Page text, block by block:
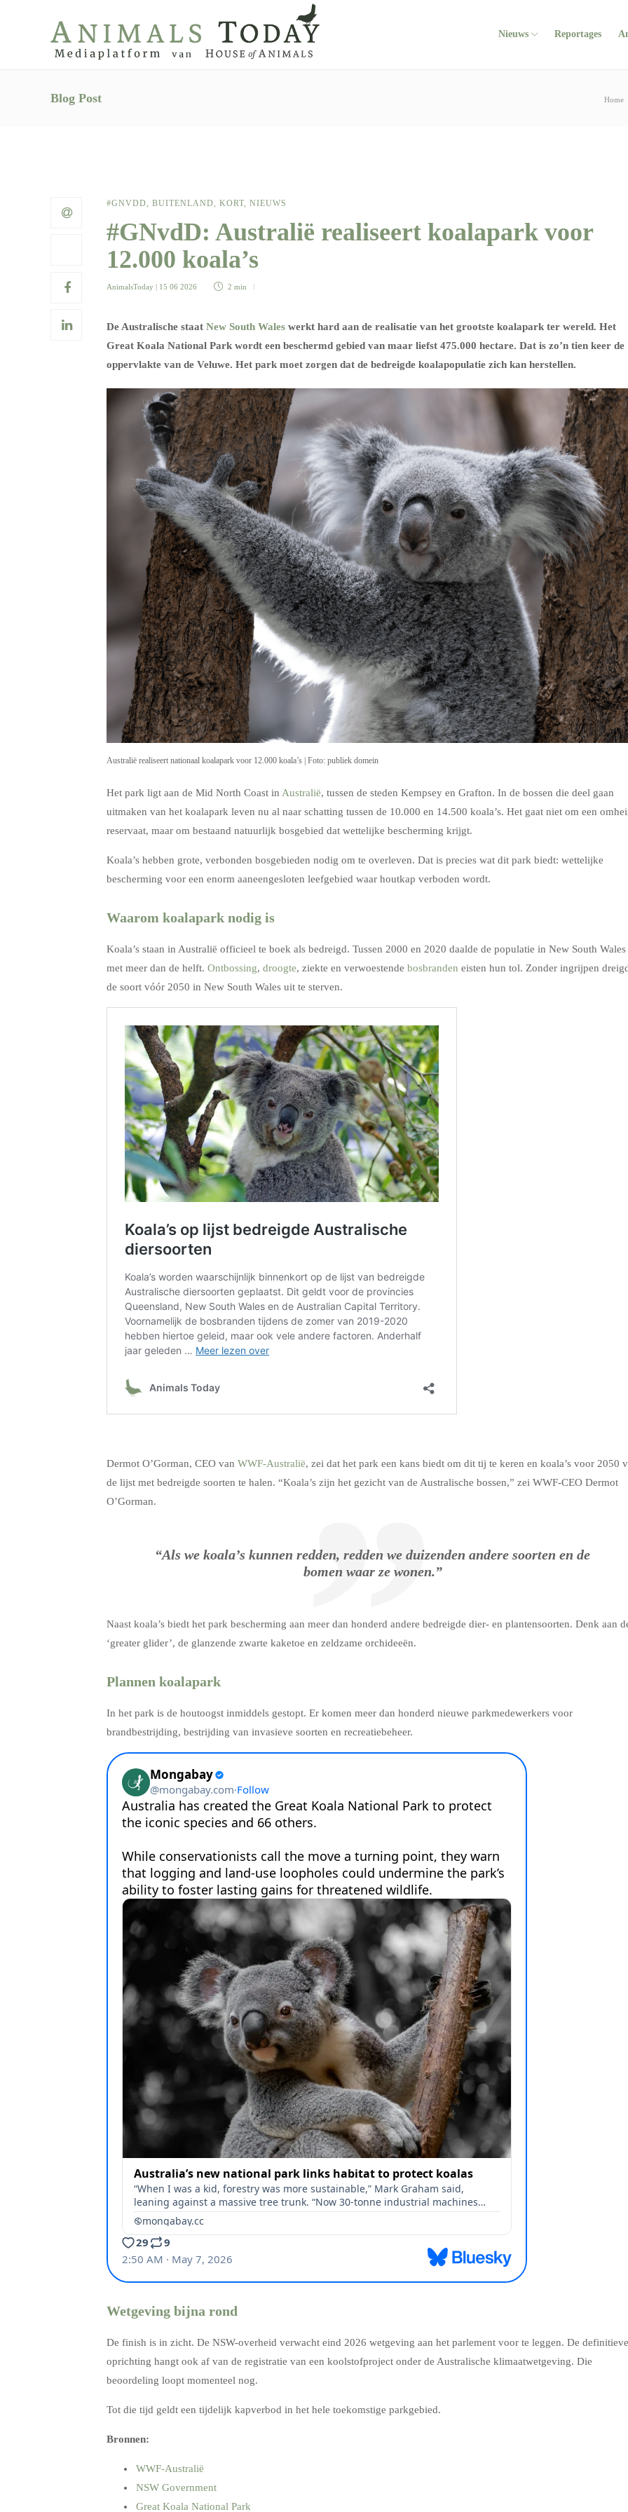
Nieuws Reportages
Blog Post Home
#GNVDD, BUITENLAND, KORT, NIEUWS
#GNvdD: Australië realiseert koalapark voor
12.000 koala’s
AnimalsToday | 15 06 2026 2 min
De Australische staat New South Wales werkt hard aan de realisatie van het grootste koalapark ter wereld. Het
Great Koala National Park wordt een beschermd gebied van maar liefst 475.000 hectare. Dat is zo’n tien keer de
oppervlakte van de Veluwe. Het park moet zorgen dat de bedreigde koalapopulatie zich kan herstellen.
Australië realiseert nationaal koalapark voor 12.000 koala’s | Foto: publiek domein
Het park ligt aan de Mid North Coast in Australië, tussen de steden Kempsey en Grafton. In de bossen die deel gaan
uitmaken van het koalapark leven nu al naar schatting tussen de 10.000 en 14.500 koala’s. Het gaat niet om een
reservaat, maar om bestaand natuurlijk bosgebied dat wettelijke bescherming krijgt.
Koala’s hebben grote, verbonden bosgebieden nodig om te overleven. Dat is precies wat dit park biedt: wettelijke
bescherming voor een enorm aaneengesloten leefgebied waar houtkap verboden wordt.
Waarom koalapark nodig is
Koala’s staan in Australië officieel te boek als bedreigd. Tussen 2000 en 2020 daalde de populatie in New South Wales
met meer dan de helft. Ontbossing, droogte, ziekte en verwoestende bosbranden eisten hun tol. Zonder ingrijpen
de soort vóór 2050 in New South Wales uit te sterven.
Dermot O’Gorman, CEO van WWF-Australië, zei dat het park een kans biedt om dit tij te keren en koala’s voor 2050
de lijst met bedreigde soorten te halen. “Koala’s zijn het gezicht van de Australische bossen,” zei WWF-CEO Dermot
O’Gorman.
“Als we koala’s kunnen redden, redden we duizenden andere soorten en de
bomen waar ze wonen.”
Naast koala’s biedt het park bescherming aan meer dan honderd andere bedreigde dier- en plantensoorten. Denk aan
‘greater glider’, de glanzende zwarte kaketoe en zeldzame orchideeën.
Plannen koalapark
In het park is de houtoogst inmiddels gestopt. Er komen meer dan honderd nieuwe parkmedewerkers voor
brandbestrijding, bestrijding van invasieve soorten en recreatiebeheer.
Wetgeving bijna rond
De finish is in zicht. De NSW-overheid verwacht eind 2026 wetgeving aan het parlement voor te leggen. De definitieve
oprichting hangt ook af van de registratie van een koolstofproject onder de Australische klimaatwetgeving. Die
beoordeling loopt momenteel nog.
Tot die tijd geldt een tijdelijk kapverbod in het hele toekomstige parkgebied.
Bronnen:
WWF-Australië
NSW Government
Great Koala National Park